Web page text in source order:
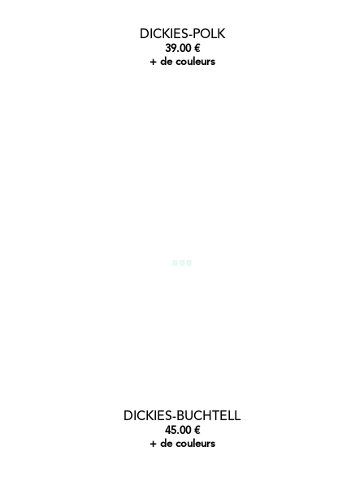
DICKIES-POLK
39.00 €
+ de couleurs
DICKIES-BUCHTELL
45.00 €
+ de couleurs